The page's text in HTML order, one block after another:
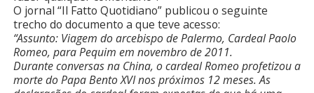
O jornal “Il Fatto Quotidiano” publicou o seguinte
trecho do documento a que teve acesso:
“Assunto: Viagem do arcebispo de Palermo, Cardeal Paolo
Romeo, para Pequim em novembro de 2011.
Durante conversas na China, o cardeal Romeo profetizou a
morte do Papa Bento XVI nos próximos 12 meses. As